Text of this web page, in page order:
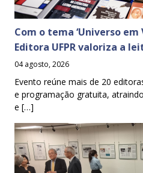
Com o tema ‘Universo em
Editora UFPR valoriza a
04 agosto, 2026
Evento reúne mais de 20
e programação gratuita,
e […]